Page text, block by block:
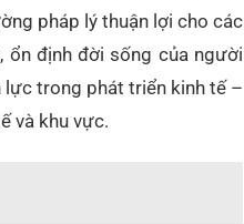
pháp lý thuận lợi cho các
định đời sống của người
lực trong phát triển kinh tế –
và khu vực.